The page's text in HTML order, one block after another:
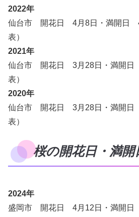
2022年
仙台市 開花日 4月8日・満開日 4
表）
2021年
仙台市 開花日 3月28日・満開日
表）
2020年
仙台市 開花日 3月28日・満開日
表）
桜の開花日・満開
2024年
盛岡市 開花日 4月12日・満開日